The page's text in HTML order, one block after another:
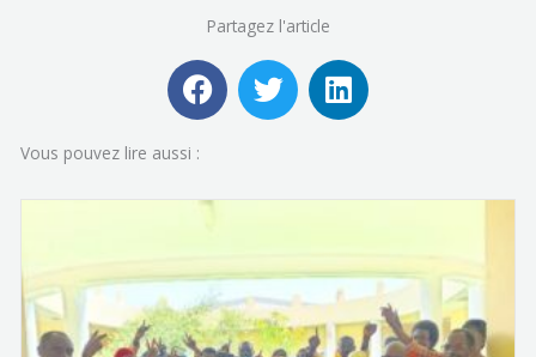
Partagez l'article
F
a
c
e
b
k
T
w
i
t
L
i
n
e
n
Vous pouvez lire aussi :